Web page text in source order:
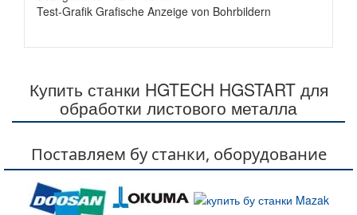
Test-Grafik Grafische Anzeige von Bohrbildern
Купить станки HGTECH HGSTART для
обработки листового металла
Поставляем бу станки, оборудование